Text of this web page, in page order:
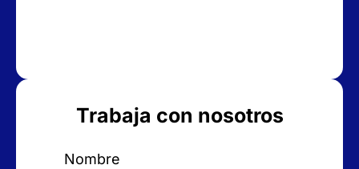
Trabaja con nosotros
Nombre